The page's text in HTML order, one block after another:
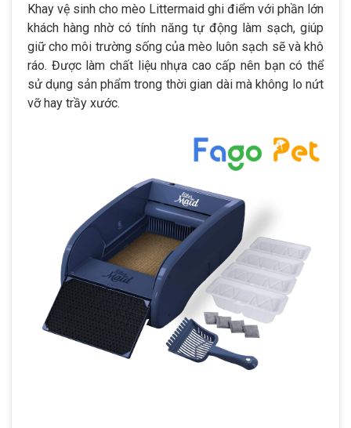
Khay vệ sinh cho mèo Littermaid ghi điểm với phần lớn
khách hàng nhờ có tính năng tự động làm sạch, giúp
giữ cho môi trường sống của mèo luôn sạch sẽ và khô
ráo. Được làm chất liệu nhựa cao cấp nên bạn có thể
sử dụng sản phẩm trong thời gian dài mà không lo nứt
vỡ hay trầy xước.